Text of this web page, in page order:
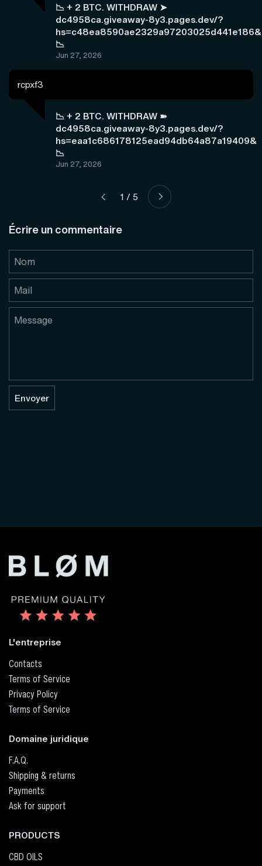
📉 + 2 BTC. WITHDRAW ➤
dc4958ca.giveaway-8y3.pages.dev/?
hs=c48ea8590ae2329a97203025d441e186&
📉
Jun 27, 2026
rcpxf3
📉 + 2 BTC. WITHDRAW ➽
dc4958ca.giveaway-8y3.pages.dev/?
hs=eaa1c686178125ead94db64a87a19409&
📉
Jun 27, 2026
Précédent 1 / 5 Suivant
Écrire un commentaire
Nom
Mail
Envoyer
L'entreprise
Contacts
Terms of Service
Privacy Policy
Terms of Service
Domaine juridique
F.A.Q.
Shipping & returns
Payments
Ask for support
PRODUCTS
CBD OILS